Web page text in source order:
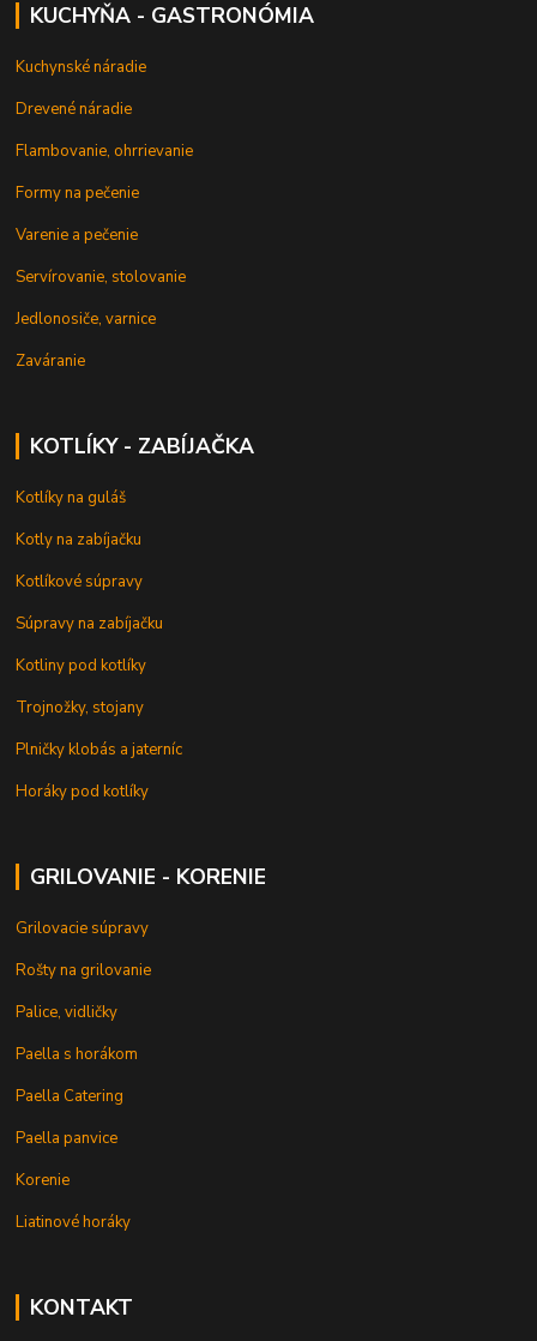
KUCHYŇA - GASTRONÓMIA
Kuchynské náradie
Drevené náradie
Flambovanie, ohrrievanie
Formy na pečenie
Varenie a pečenie
Servírovanie, stolovanie
Jedlonosiče, varnice
Zaváranie
KOTLÍKY - ZABÍJAČKA
Kotlíky na guláš
Kotly na zabíjačku
Kotlíkové súpravy
Súpravy na zabíjačku
Kotliny pod kotlíky
Trojnožky, stojany
Plničky klobás a jaterníc
Horáky pod kotlíky
GRILOVANIE - KORENIE
Grilovacie súpravy
Rošty na grilovanie
Palice, vidličky
Paella s horákom
Paella Catering
Paella panvice
Korenie
Liatinové horáky
KONTAKT